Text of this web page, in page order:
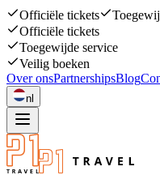
Officiële tickets
Officiële tickets
Toegewijde service
Veilig boeken
Over onsPartnershipsBlog
nl